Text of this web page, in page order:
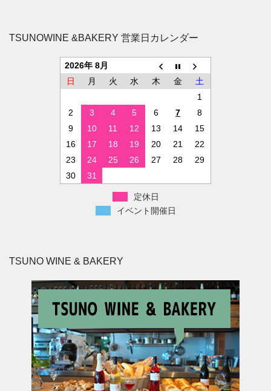
TSUNOWINE &BAKERY 営業日カレンダー
2026年 8月
日
月 火 水 木 金
土
1
2
3 4 5 6 7
8
9
10 11 12 13 14
15
16
17 18 19 20 21
22
23
24 25 26 27 28
29
30
31
定休日
イベント開催日
TSUNO WINE & BAKERY